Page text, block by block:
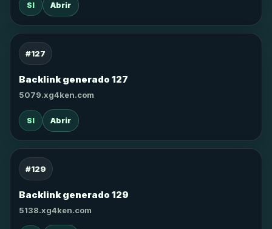
SI Abrir
#127
Backlink generado 127
5079.xg4ken.com
SI Abrir
#129
Backlink generado 129
5138.xg4ken.com